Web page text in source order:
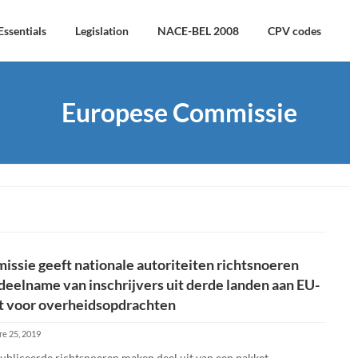
Legislation NACE-BEL 2008 CPV codes
Europese Commissie
geeft nationale autoriteiten richtsnoeren
van inschrijvers uit derde landen aan EU-
voor overheidsopdrachten
25, 2019